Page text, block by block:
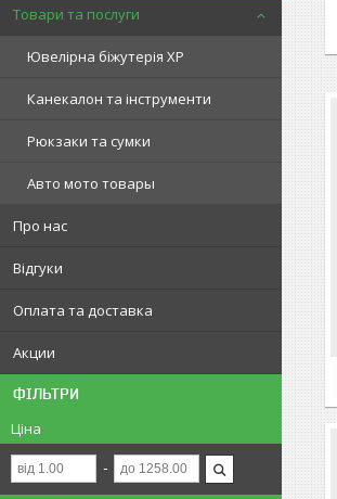
Товари та послуги
Ювелірна біжутерія XP
Канекалон та інструменти
Рюкзаки та сумки
Авто мото товары
Про нас
Відгуки
Оплата та доставка
Акции
ФІЛЬТРИ
Ціна